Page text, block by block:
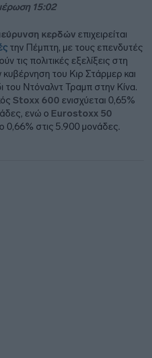
15:02
κερδών επιχειρείται
την Πέμπτη, με τους επενδυτές
τις πολιτικές εξελίξεις στη
κυβέρνηση του Κιρ Στάρμερ και
του Ντόναλντ Τραμπ στην Κίνα.
Stoxx 600 ενισχύεται 0,65%
ενώ ο Eurostoxx 50
0,66% στις 5.900 μονάδες.